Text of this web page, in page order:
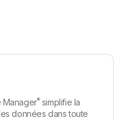
Manager®simplifie la
données dans toute